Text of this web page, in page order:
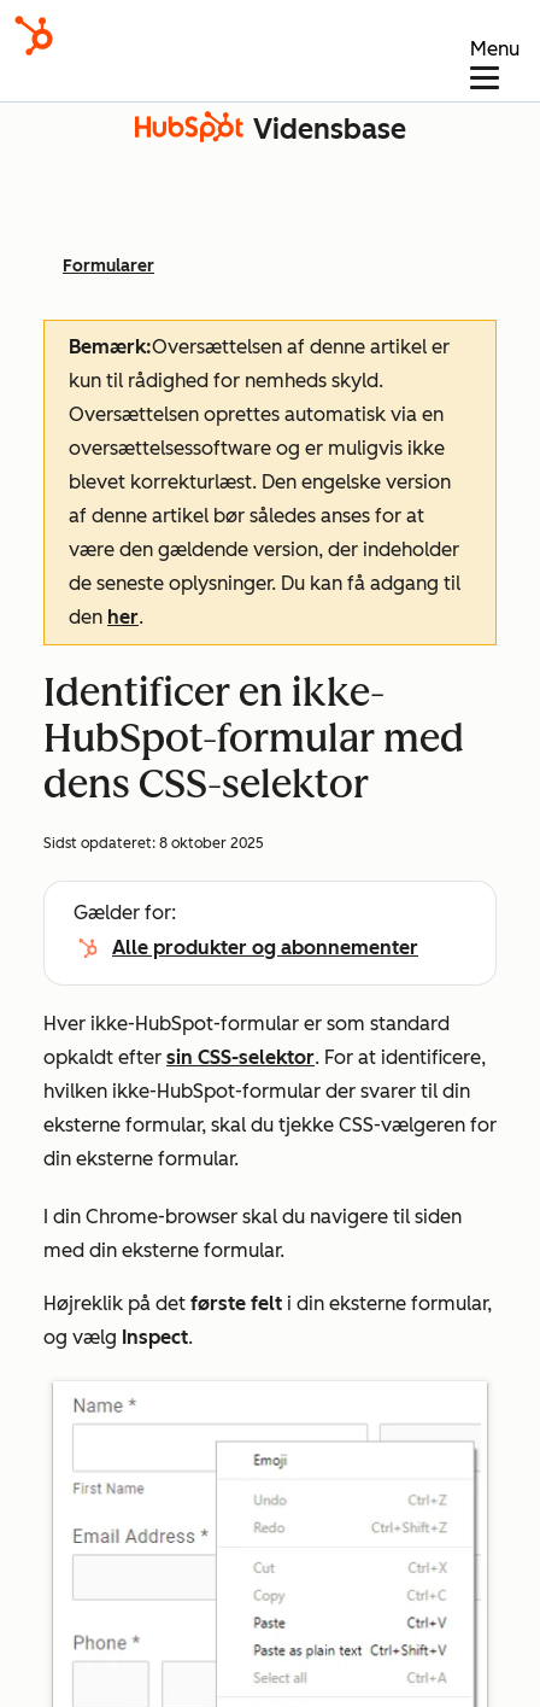
Menu
Vidensbase
Formularer
Bemærk:Oversættelsen af denne artikel er
kun til rådighed for nemheds skyld.
Oversættelsen oprettes automatisk via en
oversættelsessoftware og er muligvis ikke
blevet korrekturlæst. Den engelske version
af denne artikel bør således anses for at
være den gældende version, der indeholder
de seneste oplysninger. Du kan få adgang til
den her.
Identificer en ikke-
HubSpot-formular med
dens CSS-selektor
Sidst opdateret: 8 oktober 2025
Gælder for:
Alle produkter og abonnementer
Hver ikke-HubSpot-formular er som standard
opkaldt efter sin CSS-selektor. For at identificere,
hvilken ikke-HubSpot-formular der svarer til din
eksterne formular, skal du tjekke CSS-vælgeren for
din eksterne formular.
I din Chrome-browser skal du navigere til siden
med din eksterne formular.
Højreklik på det første felt i din eksterne formular,
og vælg Inspect.